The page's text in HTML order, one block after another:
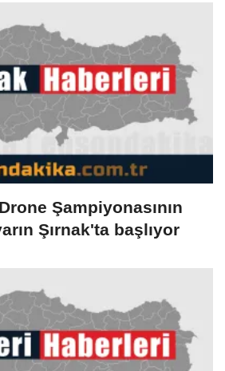
Şampiyonasının
Şırnak'ta başlıyor